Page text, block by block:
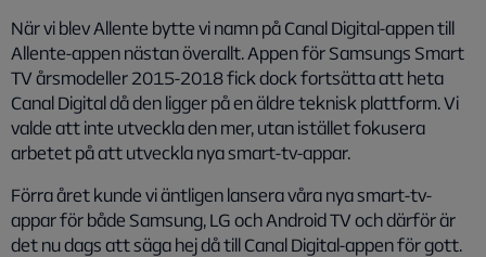
När vi blev Allente bytte vi namn på Canal Digital-appen till
Allente-appen nästan överallt. Appen för Samsungs Smart
TV årsmodeller 2015-2018 fick dock fortsätta att heta
Canal Digital då den ligger på en äldre teknisk plattform. Vi
valde att inte utveckla den mer, utan istället fokusera
arbetet på att utveckla nya smart-tv-appar.
Förra året kunde vi äntligen lansera våra nya smart-tv-
appar för både Samsung, LG och Android TV och därför är
det nu dags att säga hej då till Canal Digital-appen för gott.